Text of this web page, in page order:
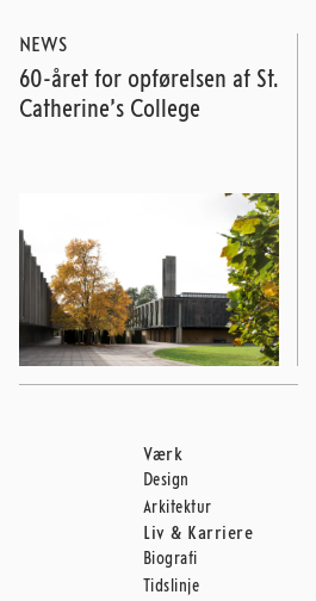
NEWS
60-året for opførelsen af St.
Catherine’s College
Værk
Design
Arkitektur
Liv & Karriere
Biografi
Tidslinje